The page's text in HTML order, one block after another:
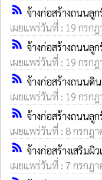
rss_feed จ้างก่อสร้างถนนลู
เผยแพร่วันที่ : 19 กรก
rss_feed จ้างก่อสร้างถนนลู
เผยแพร่วันที่ : 19 กรก
rss_feed จ้างก่อสร้างถนนดิ
เผยแพร่วันที่ : 19 กรก
rss_feed จ้างก่อสร้างถนนลู
เผยแพร่วันที่ : 8 กรกฎ
rss_feed จ้างก่อสร้างเสริม
เผยแพร่วันที่ : 7 กรกฎ